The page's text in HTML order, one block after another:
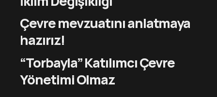
Çevre mevzuatını anlatmaya
hazırız!
“Torbayla” Katılımcı Çevre
Yönetimi Olmaz